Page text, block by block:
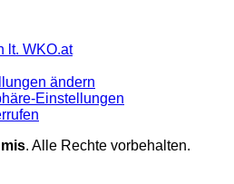
lt. WKO.at
ändern
Einstellungen
. Alle Rechte vorbehalten.